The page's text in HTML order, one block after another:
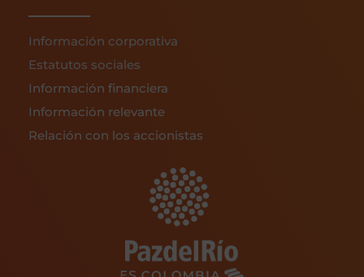
Información corporativa
Estatutos sociales
Información financiera
Información relevante
Relación con los accionistas